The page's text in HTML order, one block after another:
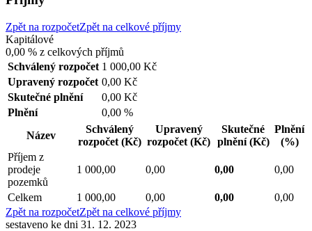
Zpět na rozpočetZpět na celkové příjmy
Kapitálové
0,00 % z celkových příjmů
Schválený rozpočet 1 000,00 Kč
Upravený rozpočet 0,00 Kč
Skutečné plnění
0,00 Kč
Plnění
0,00 %
Název
Schválený
rozpočet (Kč)
Upravený
rozpočet (Kč)
Skutečné
plnění(Kč)
Plnění
(%)
Příjem z
prodeje
pozemků
1 000,00 0,00 0,00 0,00
Celkem 1 000,00 0,00 0,00
0,00
Zpět na rozpočetZpět na celkové příjmy
sestaveno ke dni 31. 12. 2023